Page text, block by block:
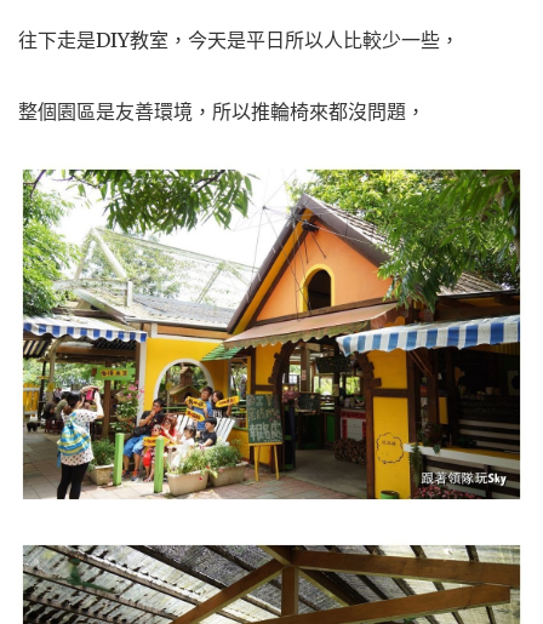
往下走是DIY教室，今天是平日所以人比較少一些，
整個園區是友善環境，所以推輪椅來都沒問題，